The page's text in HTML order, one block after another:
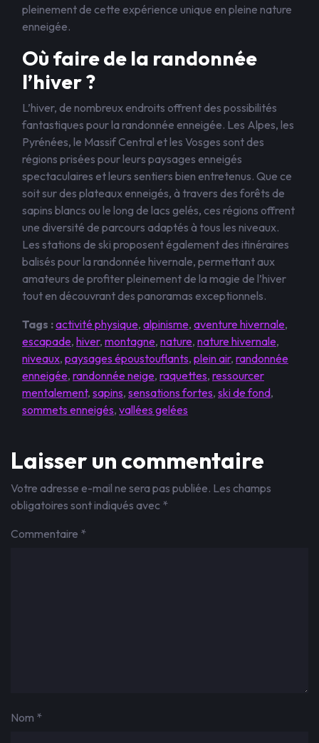
pleinement de cette expérience unique en pleine nature
enneigée.
Où faire de la randonnée
l’hiver ?
L’hiver, de nombreux endroits offrent des possibilités
fantastiques pour la randonnée enneigée. Les Alpes, les
Pyrénées, le Massif Central et les Vosges sont des
régions prisées pour leurs paysages enneigés
spectaculaires et leurs sentiers bien entretenus. Que ce
soit sur des plateaux enneigés, à travers des forêts de
sapins blancs ou le long de lacs gelés, ces régions offrent
une diversité de parcours adaptés à tous les niveaux.
Les stations de ski proposent également des itinéraires
balisés pour la randonnée hivernale, permettant aux
amateurs de profiter pleinement de la magie de l’hiver
tout en découvrant des panoramas exceptionnels.
Tags :activité physique, alpinisme, aventure hivernale,
escapade, hiver, montagne, nature, nature hivernale,
niveaux, paysages époustouflants, plein air, randonnée
enneigée, randonnée neige, raquettes, ressourcer
mentalement, sapins, sensations fortes, ski de fond,
sommets enneigés, vallées gelées
Laisser un commentaire
Votre adresse e-mail ne sera pas publiée. Les champs
obligatoires sont indiqués avec *
Commentaire *
Nom *